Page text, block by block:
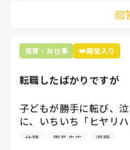
て貰い、主任に報告し
回
保育・お仕事 👑殿堂入り
転職したばかりですが
子どもが勝手に転び、
に、いちいち「ヒヤリハ
と書かされ
休憩 園長先生 退職